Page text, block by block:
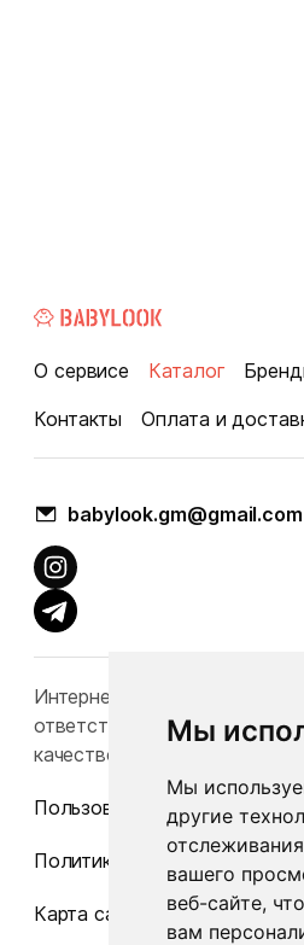
Мы
Мы
другие
вашего
веб-сайте,
вам
О сервисе Каталог
Контакты
Оплата и
babylook.gm@gmail.com
Интернет-каталог
ответственность за
качество товаров.
Пользовательское
Политика
Карта сайта